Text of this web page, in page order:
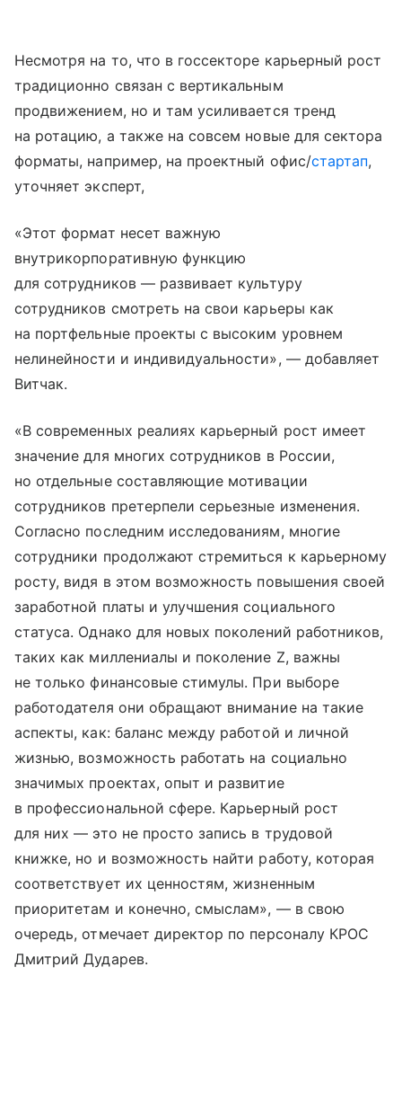
Несмотря на то, что в госсекторе карьерный рост
традиционно связан с вертикальным
продвижением, но и там усиливается тренд
на ротацию, а также на совсем новые для сектора
форматы, например, на проектный офис/стартап,
уточняет эксперт,
«Этот формат несет важную
внутрикорпоративную функцию
для сотрудников — развивает культуру
сотрудников смотреть на свои карьеры как
на портфельные проекты с высоким уровнем
нелинейности и индивидуальности», — добавляет
Витчак.
«В современных реалиях карьерный рост имеет
значение для многих сотрудников в России,
но отдельные составляющие мотивации
сотрудников претерпели серьезные изменения.
Согласно последним исследованиям, многие
сотрудники продолжают стремиться к карьерному
росту, видя в этом возможность повышения своей
заработной платы и улучшения социального
статуса. Однако для новых поколений работников,
таких как миллениалы и поколение Z, важны
не только финансовые стимулы. При выборе
работодателя они обращают внимание на такие
аспекты, как: баланс между работой и личной
жизнью, возможность работать на социально
значимых проектах, опыт и развитие
в профессиональной сфере. Карьерный рост
для них — это не просто запись в трудовой
книжке, но и возможность найти работу, которая
соответствует их ценностям, жизненным
приоритетам и конечно, смыслам», — в свою
очередь, отмечает директор по персоналу КРОС
Дмитрий Дударев.